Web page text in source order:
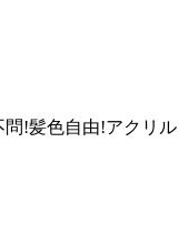
問!髪色自由!アクリル